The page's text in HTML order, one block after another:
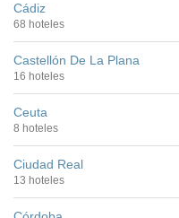
Cádiz
68 hoteles
Castellón De La Plana
16 hoteles
Ceuta
8 hoteles
Ciudad Real
13 hoteles